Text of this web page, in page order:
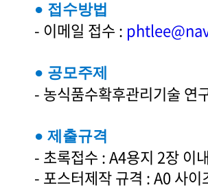
● 접수방법
- 이메일 접수 :
● 공모주제
- 농식품수확후관리기술 연
● 제출규격
- 초록접수 : A4용지 2장 이
- 포스터제작 규격 : A0 사